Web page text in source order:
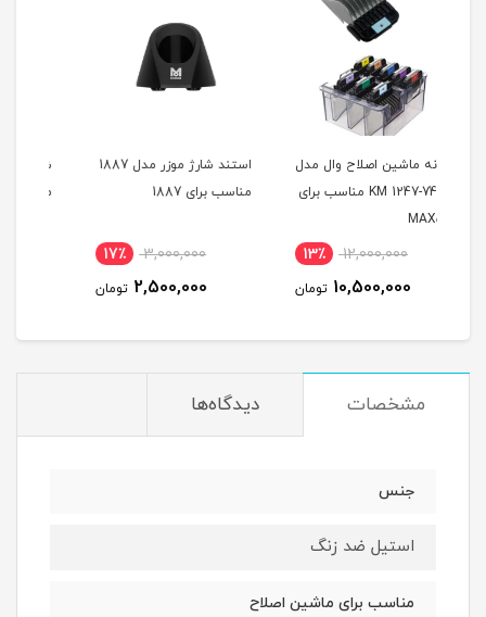
استند شارژ موزر مدل 1887
مناسب برای 1887
3,000,000
2,500,000
شانه 6 عددی مگنتی موزر
مدل KM1801-5230
9,000,000
8,000,000
مشخصات دیدگاه‌ها
جنس
استیل ضد زنگ
مناسب برای ماشین اصلاح